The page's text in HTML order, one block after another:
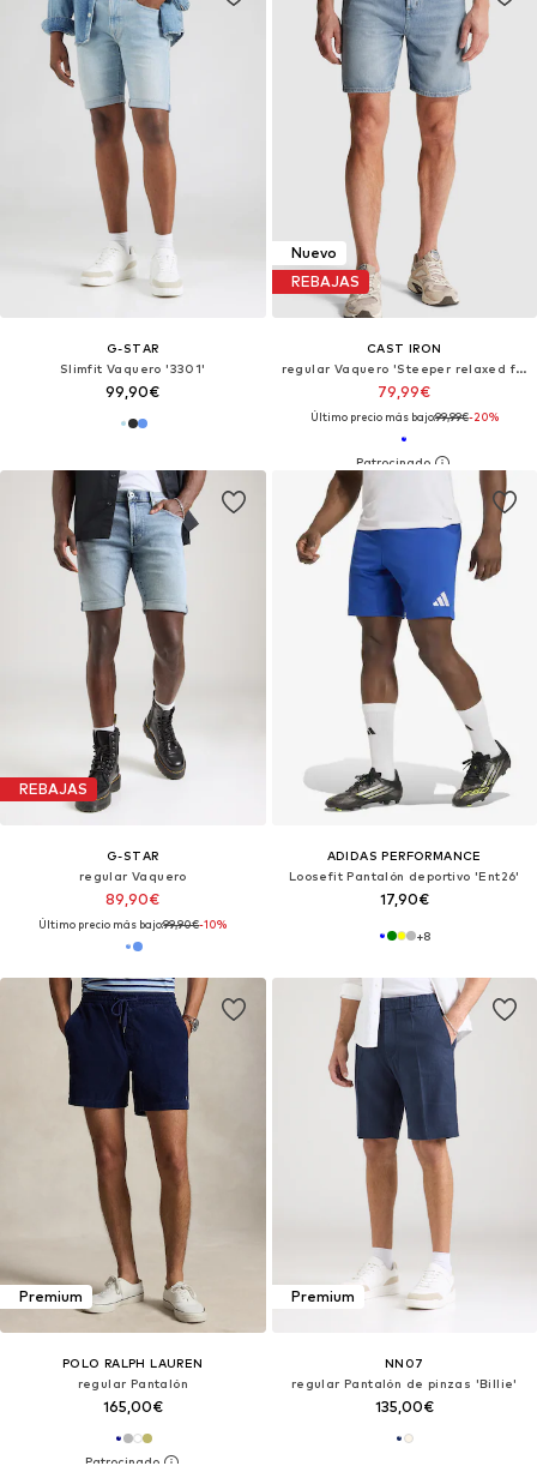
G-STAR
Slimfit Vaquero '3301'
99,90€
Nuevo
REBAJAS
CAST IRON
regular Vaquero 'Steeper relaxed fit shorts'
79,99€
Último precio más bajo:99,99€-20%
REBAJAS
G-STAR
regular Vaquero
89,90€
Último precio más bajo:99,90€-10%
ADIDAS PERFORMANCE
Loosefit Pantalón deportivo 'Ent26'
17,90€
+8
Premium
POLO RALPH LAUREN
regular Pantalón
165,00€
Premium
NN07
regular Pantalón de pinzas 'Billie'
135,00€